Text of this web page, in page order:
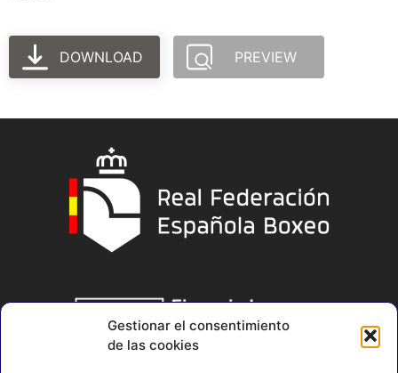
Gestionar el consentimiento
de las cookies
DOWNLOAD PREVIEW